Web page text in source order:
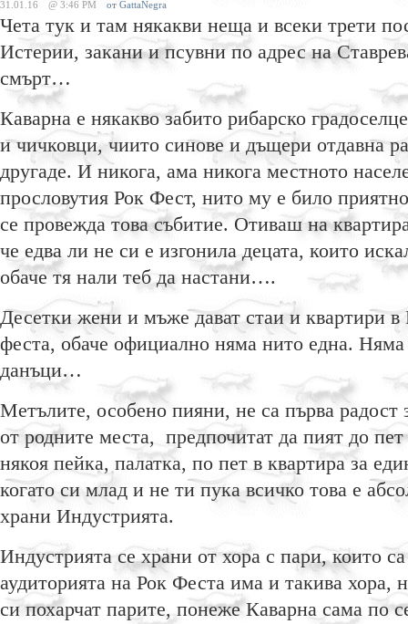
31.01.16 @ 3:46 PM от GattaNegra
Чета тук и там някакви неща и всеки трети
Истерии, закани и псувни по адрес на
смърт…
Каварна е някакво забито рибарско
и чичковци, чиито синове и дъщери отдавна
другаде. И никога, ама никога местното
прословутия Рок Фест, нито му е било
се провежда това събитие. Отиваш на
че едва ли не си е изгонила децата, които
обаче тя нали теб да настани….
Десетки жени и мъже дават стаи и квартири в
феста, обаче официално няма нито една.
данъци…
Метълите, особено пияни, не са първа радост
от родните места, предпочитат да пият до
някоя пейка, палатка, по пет в квартира за
когато си млад и не ти пука всичко това е
храни Индустрията.
Индустрията се храни от хора с пари, които
аудиторията на Рок Феста има и такива
си похарчат парите, понеже Каварна сама по